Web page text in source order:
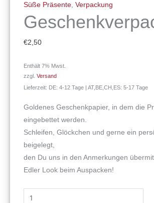
Süße Präsente ,Verpackung
€2,50
Enthält 7% Mwst.
zzgl.Versand
Lieferzeit: DE: 4-12 Tage | AT,BE,CH,ES: 5-17 Tage
Goldenes Geschenkpapier, in dem die
eingebettet werden.
Schleifen, Glöckchen und gerne ein
beigelegt,
den Du uns in den Anmerkungen
Edler Look beim Auspacken!